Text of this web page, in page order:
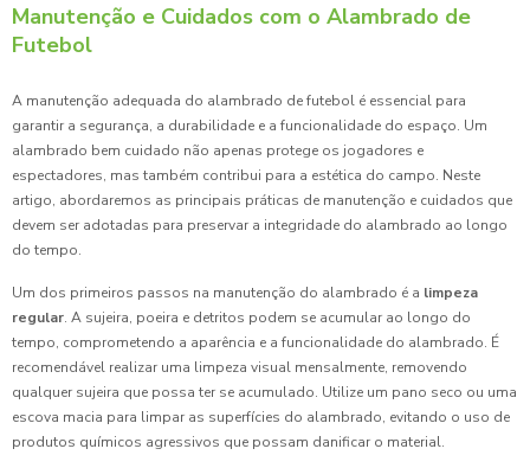
Manutenção e Cuidados com o Alambrado de
Futebol
A manutenção adequada do alambrado de futebol é essencial para
garantir a segurança, a durabilidade e a funcionalidade do espaço. Um
alambrado bem cuidado não apenas protege os jogadores e
espectadores, mas também contribui para a estética do campo. Neste
artigo, abordaremos as principais práticas de manutenção e cuidados que
devem ser adotadas para preservar a integridade do alambrado ao longo
do tempo.
Um dos primeiros passos na manutenção do alambrado é a limpeza
regular. A sujeira, poeira e detritos podem se acumular ao longo do
tempo, comprometendo a aparência e a funcionalidade do alambrado. É
recomendável realizar uma limpeza visual mensalmente, removendo
qualquer sujeira que possa ter se acumulado. Utilize um pano seco ou uma
escova macia para limpar as superfícies do alambrado, evitando o uso de
produtos químicos agressivos que possam danificar o material.